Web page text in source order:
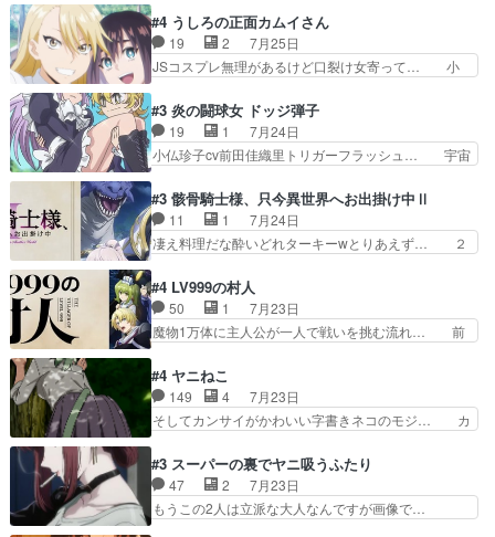
で相手の緊張を解く相手の共… たまったアニメ
50本だってｗ今日も帰った… マネージャー実在
した大逆風のハズなのに全…
の恋愛系で1番これが好き。愛する気は… 今晩
は、2130頃からシンデレラガールズ… 公爵の妻
なのに着てる洋服がシンプル。テー… まあ、これ
は見なくていいな。むしろ判断が… 自分でも気づ
ぜかヒロイン化していますデ… 【今夜のアニメA
は…】前向き没落令嬢×こ… 「ぼやっとしてたら
菜園の領地の外まで開墾…
#4 うしろの正面カムイさん
19 2
7月25日
JSコスプレ無理があるけど口裂け女寄って… 小
カちゃんがヤバすぎてボキキしそう(ぇ… 口裂け
女って人を襲うって知らなかった…ポ… そのスタ
イルで小学生ファッションは口裂け… 相変わら
ず、尺の都合なのか原作漫画の細か… 除霊士カム
昭和キッズを恐怖のどん底へ突… 現代で有名な口
裂け女登場！お市ちゃん、ポ… ろくろ首の除霊シ
ーン「悪霊退散」のパチン…
#3 炎の闘球女 ドッジ弾子
19 1
7月24日
小仏珍子cv前田佳織里トリガーフラッシュ… 宇宙
いたぶってるのか！？Cパートで懐か… 普通にド
ッジが激アツ。いや羽仁衣が初めて… 優谷優の声
優に「ちんこ」って言わせてて興… 珍子ちゃ
ん………！！！！？！先週に引き続… これは意図
限ったことでなく、最近のアニ… 東山朱莉
（AkariHIGASHIYAM… こんなに可憐で可愛い泣
き虫メイドが僅か3…
#3 骸骨騎士様、只今異世界へお出掛け中Ⅱ
11 1
7月24日
凄え料理だな酔いどれターキーwとりあえず… ２
いの良いお兄ちゃん！！現場も楽しかっ… 第３話
をｄアニメストアで視聴しました。視… ローデン
王国ホーバン領を訪れたアーク一行… 1期に引き
続き２期にも出演させていただけ… 1期の頃から
題解決特筆する事は無いが、… 今週もありがとう
ございます耳がヒクヒクな… 時計台に登ってるの
見ると挟まれないか心配…
#4 LV999の村人
50 1
7月23日
魔物1万体に主人公が一人で戦いを挑む流れ… 前
を魔物と人間に殺された鏡の生い立ち。… 勇者た
ちを信じてアリスを預ける、鏡を信じ… 勇者パー
ティが仲間になった！？会話が通じ… 鏡の過去、
辛すぎて胸が苦しくなりました…… 最初、勇者パ
コちゃんの性別が間違えられ… 鏡の両親がモンス
ターと人間にそれぞれ命を… 胸が苦しくなるほど
鏡くんの過去がとても残…
#4 ヤニねこ
149 4
7月23日
そしてカンサイがかわいい字書きネコのモジ… カ
は『ちんこ』によってリミッターが外れ… 今回は
汚い要素あまりなく普通にギャグアニ… あとアイ
キャッチが釈迦だったの本当に最高… まー、今回
もコンプライアンス違反にどこま… 達郎のオチに
#3 スーパーの裏でヤニ吸うふたり
47 2
7月23日
もうこの2人は立派な大人なんですが画像で…